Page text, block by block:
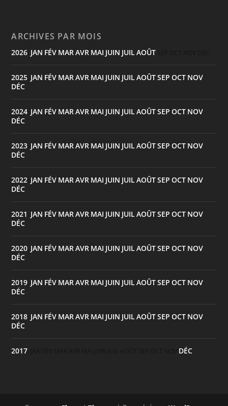
ARCHIVES PAR MOIS
2026 JAN FÉV MARAVR MAI JUIN JUILAOÛT
2025 JAN FÉV MARAVR MAI JUIN JUILAOÛTSEP OCT NOV
DÉC
2024 JAN FÉV MARAVR MAI JUIN JUILAOÛTSEP OCT NOV
DÉC
2023 JAN FÉV MARAVR MAI JUIN JUILAOÛTSEP OCT NOV
DÉC
2022 JAN FÉV MARAVR MAI JUIN JUILAOÛTSEP OCT NOV
DÉC
2021 JAN FÉV MARAVR MAI JUIN JUILAOÛTSEP OCT NOV
DÉC
2020 JAN FÉV MARAVR MAI JUIN JUILAOÛTSEP OCT NOV
DÉC
2019 JAN FÉV MARAVR MAI JUIN JUILAOÛTSEP OCT NOV
DÉC
2018 JAN FÉV MARAVR MAI JUIN JUILAOÛTSEP OCT NOV
DÉC
2017 DÉC